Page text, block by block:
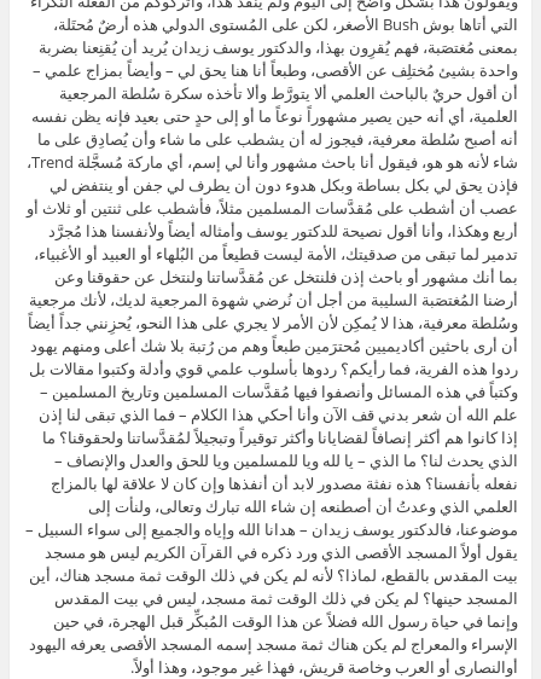
التي أتاها بوش Bush الأصغر، لكن على المُستوى الدولي هذه أرضٌ مُحتَلة،
بمعنى مُغتصَبة، فهم يُقرِون بهذا، والدكتور يوسف زيدان يُريد أن يُقنِعنا بضربة
واحدة بشيئ مُختلِف عن الأقصى، وطبعاً أنا هنا يحق لي – وأيضاً بمزاج علمي –
أن أقول حريٌ بالباحث العلمي ألا يتورَّط وألا تأخذه سكرة سُلطة المرجعية
العلمية، أي أنه حين يصير مشهوراً نوعاً ما أو إلى حدٍ حتى بعيد فإنه يظن نفسه
أنه أصبح سُلطة معرفية، فيجوز له أن يشطب على ما شاء وأن يُصادِق على ما
شاء لأنه هو هو، فيقول أنا باحث مشهور وأنا لي إسم، أي ماركة مُسجَّلة Trend،
فإذن يحق لي بكل بساطة وبكل هدوء دون أن يطرف لي جفن أو ينتفض لي
عصب أن أشطب على مُقدَّسات المسلمين مثلاً، فأشطب على ثنتين أو ثلاث أو
أربع وهكذا، وأنا أقول نصيحة للدكتور يوسف وأمثاله أيضاً ولأنفسنا هذا مُجرَّد
تدمير لما تبقى من صدقيتك، الأمة ليست قطيعاً من البُلهاء أو العبيد أو الأغبياء،
بما أنك مشهور أو باحث إذن فلنتخل عن مُقدَّساتنا ولنتخل عن حقوقنا وعن
أرضنا المُغتصَبة السليبة من أجل أن نُرضي شهوة المرجعية لديك، لأنك مرجعية
وسُلطة معرفية، هذا لا يُمكِن لأن الأمر لا يجري على هذا النحو، يُحزِنني جداً أيضاً
أن أرى باحثين أكاديميين مُحترَمين طبعاً وهم من رُتبة بلا شك أعلى ومنهم يهود
ردوا هذه الفرية، فما رأيكم؟ ردوها بأسلوب علمي قوي وأدلة وكتبوا مقالات بل
وكتباً في هذه المسائل وأنصفوا فيها مُقدَّسات المسلمين وتاريخ المسلمين –
علم الله أن شعر بدني قف الآن وأنا أحكي هذا الكلام – فما الذي تبقى لنا إذن
إذا كانوا هم أكثر إنصافاً لقضايانا وأكثر توقيراً وتبجيلاً لمُقدَّساتنا ولحقوقنا؟ ما
الذي يحدث لنا؟ ما الذي – يا لله ويا للمسلمين ويا للحق والعدل والإنصاف –
نفعله بأنفسنا؟ هذه نفثة مصدور لابد أن أنفذها وإن كان لا علاقة لها بالمزاج
العلمي الذي وعدتُ أن أصطنعه إن شاء الله تبارك وتعالى، ولنأت إلى
موضوعنا، فالدكتور يوسف زيدان – هدانا الله وإياه والجميع إلى سواء السبيل –
يقول أولاً المسجد الأقصى الذي ورد ذكره في القرآن الكريم ليس هو مسجد
بيت المقدس بالقطع، لماذا؟ لأنه لم يكن في ذلك الوقت ثمة مسجد هناك، أين
المسجد حينها؟ لم يكن في ذلك الوقت ثمة مسجد، ليس في بيت المقدس
وإنما في حياة رسول الله فضلاً عن هذا الوقت المُبكِّر قبل الهجرة، في حين
الإسراء والمعراج لم يكن هناك ثمة مسجد إسمه المسجد الأقصى يعرفه اليهود
أوالنصارى أو العرب وخاصة قريش، فهذا غير موجود، وهذا أولاً.